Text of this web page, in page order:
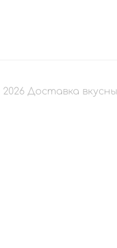
2026Доставка